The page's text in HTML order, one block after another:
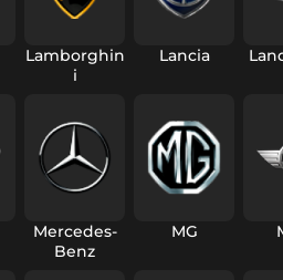
Lamborghin
i
Lancia
Mercedes-
Benz
MG